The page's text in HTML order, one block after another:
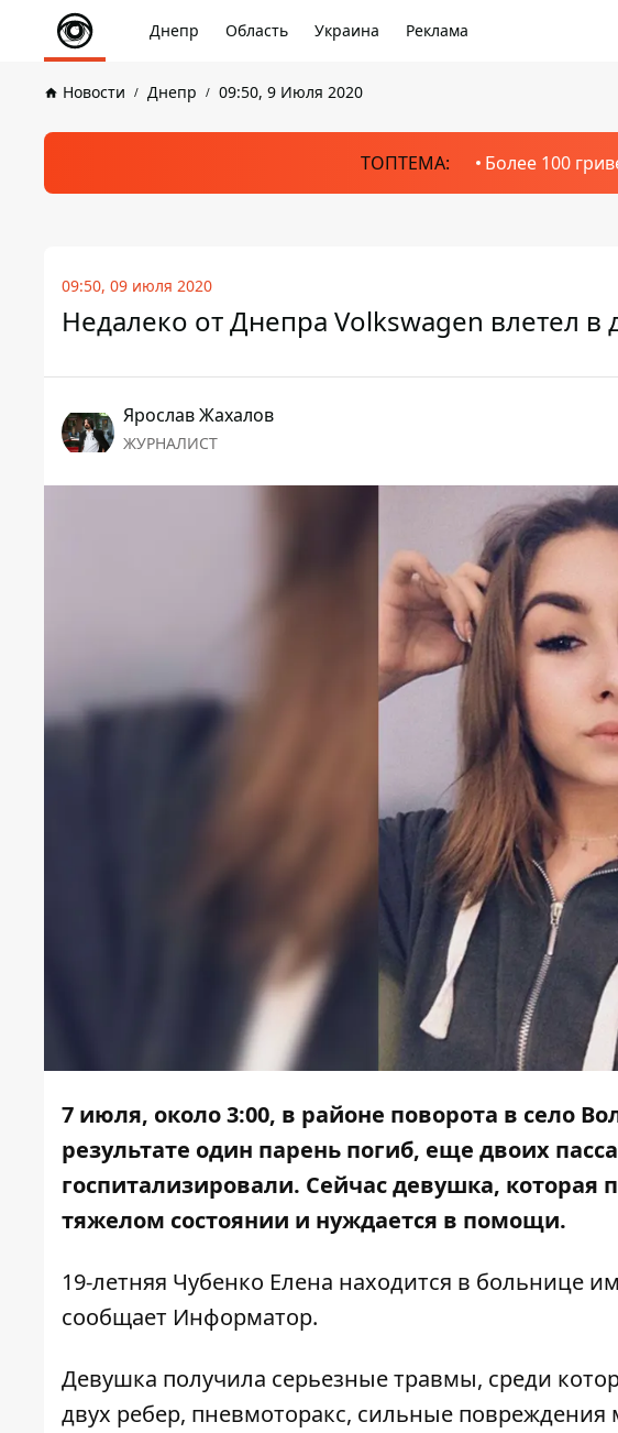
Днепр Область Украина Реклама
Новости Днепр 09:50, 9 Июля 2020
ТОПТЕМА: Более 100
09:50, 09 июля 2020
Недалеко от Днепра Volkswagen влетел
Ярослав Жахалов
ЖУРНАЛИСТ
7 июля, около 3:00, в районе поворота в село
результате один парень погиб, еще двоих
госпитализировали. Сейчас девушка, которая
тяжелом состоянии и нуждается в помощи.
19-летняя Чубенко Елена находится в больнице
сообщает Информатор.
Девушка получила серьезные травмы, среди
двух ребер, пневмоторакс, сильные